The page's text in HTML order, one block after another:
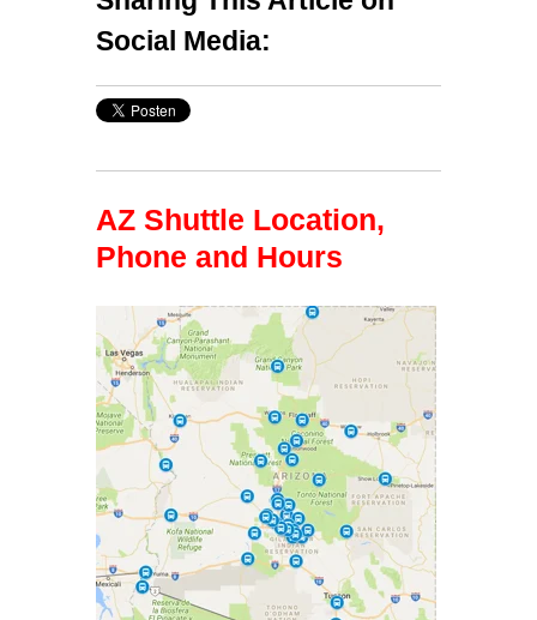
Social Media:
AZ Shuttle Location,
Phone and Hours